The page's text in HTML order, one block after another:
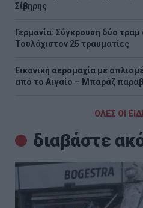
Σίβηρης
Γερμανία: Σύγκρουση δύο τραμ
Τουλάχιστον 25 τραυματίες
Εικονική αερομαχία με
από το Αιγαίο – Μπαράζ
ΟΛΕΣ ΟΙ
διαβάστε